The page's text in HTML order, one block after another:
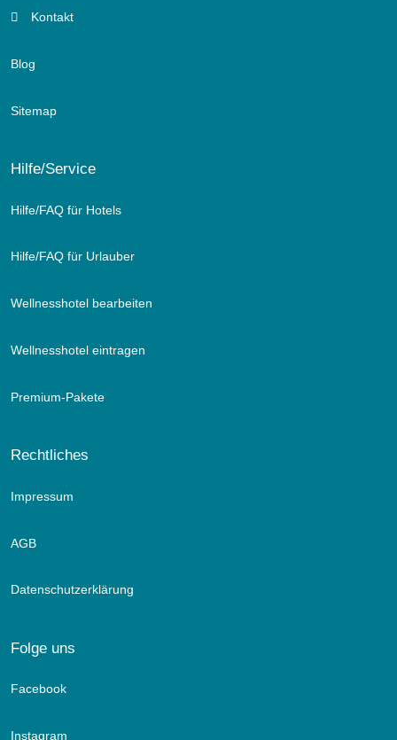
Kontakt
Blog
Sitemap
Hilfe/Service
Hilfe/FAQ für Hotels
Hilfe/FAQ für Urlauber
Wellnesshotel bearbeiten
Wellnesshotel eintragen
Premium-Pakete
Rechtliches
Impressum
AGB
Datenschutzerklärung
Folge uns
Facebook
Instagram